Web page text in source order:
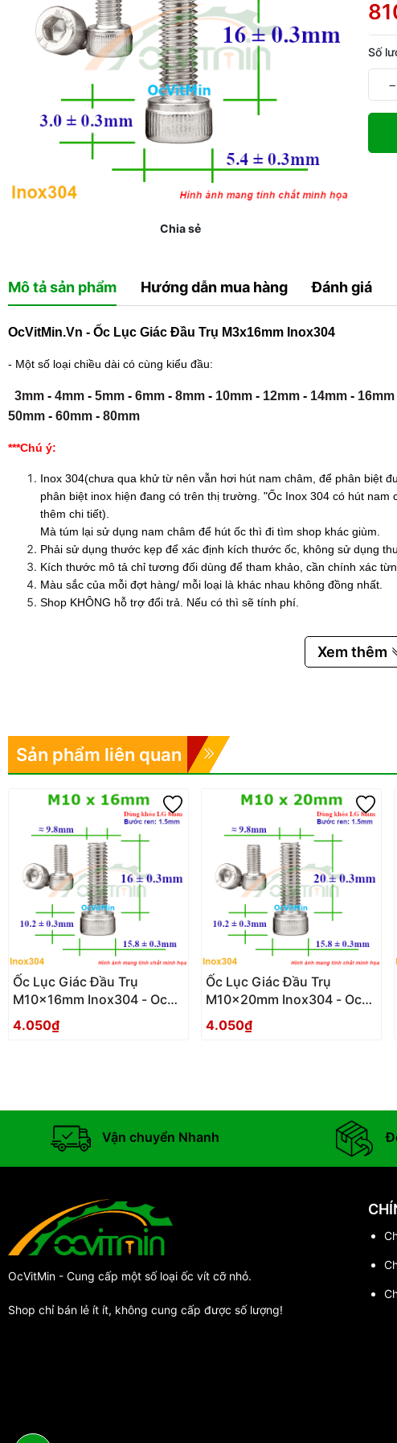
Chia sẻ
Số
−
Mô tả sản phẩm Hướng dẫn mua hàng Đánh giá
OcVitMin.Vn - Ốc Lục Giác Đầu Trụ M3x16mm Inox304
- Một số loại chiều dài có cùng kiểu đầu:
3mm - 4mm - 5mm - 6mm - 8mm - 10mm - 12mm - 14mm - 16mm
50mm - 60mm - 80mm
***Chú ý:
Inox 304(chưa qua khử từ nên vẫn hơi hút nam châm, để phân biệt
phân biệt inox hiện đang có trên thị trường. "Ốc Inox 304 có hút
thêm chi tiết).
Mà túm lại sử dụng nam châm để hút ốc thì đi tìm shop khác giùm.
Phải sử dụng thước kẹp để xác định kích thước ốc, không sử dụng
Kích thước mô tả chỉ tương đối dùng để tham khảo, cần chính xác
Màu sắc của mỗi đợt hàng/ mỗi loại là khác nhau không đồng nhất.
Shop KHÔNG hỗ trợ đổi trả. Nếu có thì sẽ tính phí.
Xem thêm
Sản phẩm liên quan
Ốc Lục Giác Đầu Trụ
M10x16mm Inox304 - Oc
Luc Giac Dau Tru
4.050₫
Ốc Lục Giác Đầu Trụ
M10x20mm Inox304 - Oc
Luc Giac Dau Tru
4.050₫
Vận chuyển Nhanh
OcVitMin - Cung cấp một số loại ốc vít cỡ nhỏ.
Shop chỉ bán lẻ ít ít, không cung cấp được số lượng!